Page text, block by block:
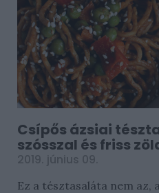
Csípős ázsiai
szósszal és friss
2019. június 09.
Ez a tésztasaláta nem az,